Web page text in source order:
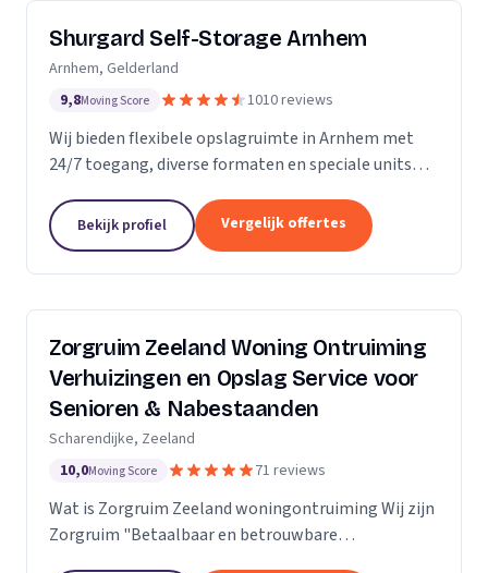
Shurgard Self-Storage Arnhem
Arnhem, Gelderland
9,8Moving Score 1010 reviews
Wij bieden flexibele opslagruimte in Arnhem met
24/7 toegang, diverse formaten en speciale units
opslag.Bekijk profiel Vergelijk offertes
Zorgruim Zeeland Woning Ontruiming
Verhuizingen en Opslag Service voor
Senioren & Nabestaanden
Scharendijke, Zeeland
10,0Moving Score 71 reviews
Wat is Zorgruim Zeeland woningontruiming Wij zijn
Zorgruim "Betaalbaar en betrouwbare